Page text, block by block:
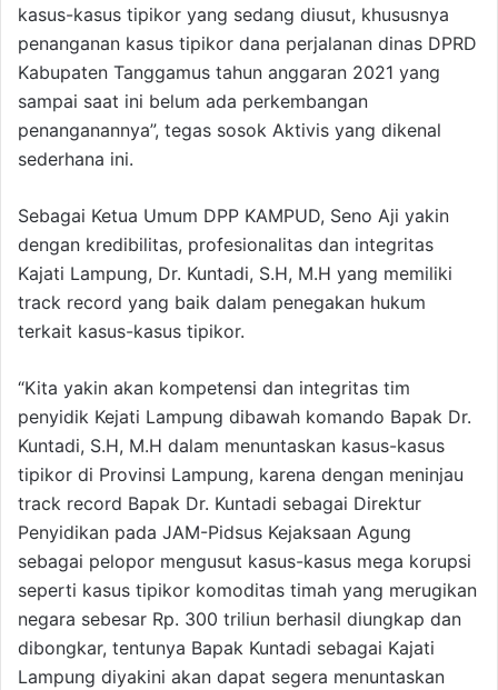
kasus-kasus tipikor yang sedang diusut, khususnya
penanganan kasus tipikor dana perjalanan dinas DPRD
Kabupaten Tanggamus tahun anggaran 2021 yang
sampai saat ini belum ada perkembangan
penanganannya”, tegas sosok Aktivis yang dikenal
sederhana ini.
Sebagai Ketua Umum DPP KAMPUD, Seno Aji yakin
dengan kredibilitas, profesionalitas dan integritas
Kajati Lampung, Dr. Kuntadi, S.H, M.H yang memiliki
track record yang baik dalam penegakan hukum
terkait kasus-kasus tipikor.
“Kita yakin akan kompetensi dan integritas tim
penyidik Kejati Lampung dibawah komando Bapak Dr.
Kuntadi, S.H, M.H dalam menuntaskan kasus-kasus
tipikor di Provinsi Lampung, karena dengan meninjau
track record Bapak Dr. Kuntadi sebagai Direktur
Penyidikan pada JAM-Pidsus Kejaksaan Agung
sebagai pelopor mengusut kasus-kasus mega korupsi
seperti kasus tipikor komoditas timah yang merugikan
negara sebesar Rp. 300 triliun berhasil diungkap dan
dibongkar, tentunya Bapak Kuntadi sebagai Kajati
Lampung diyakini akan dapat segera menuntaskan